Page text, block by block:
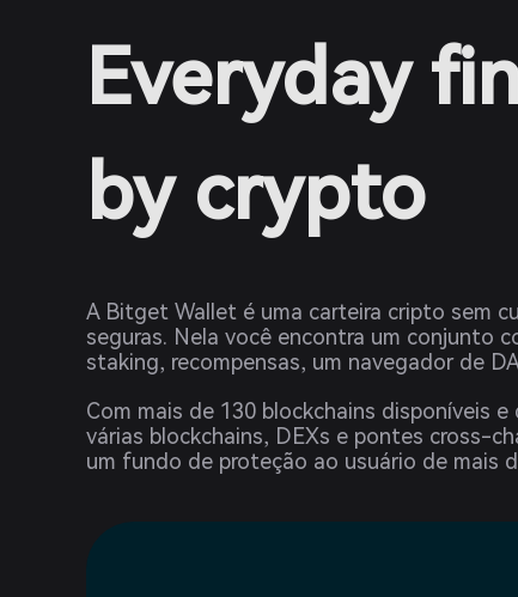
Bahasa Indonesia
Português (Brasil)
Español (Argentina)
Everyday
by crypto
A Bitget Wallet é uma carteira cripto sem
seguras. Nela você encontra um conjunto
staking, recompensas, um navegador de
Com mais de 130 blockchains disponíveis
várias blockchains, DEXs e pontes cross-
um fundo de proteção ao usuário de mais